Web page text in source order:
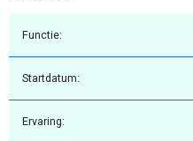
Functie:
Startdatum:
Ervaring: